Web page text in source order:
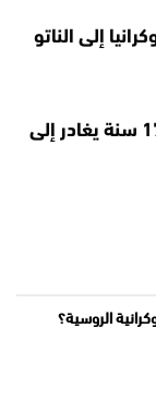
إلى الناتو
المنتخب الوطني لأقل من 17 سنة يغادر إلى
الروسية؟